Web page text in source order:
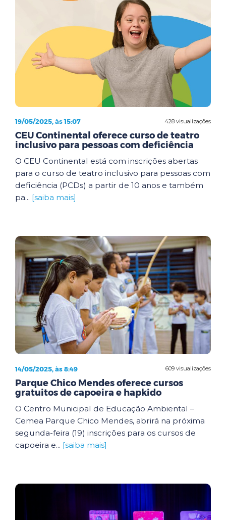
428 visualizações
19/05/2025, às 15:07
CEU Continental oferece curso de teatro
inclusivo para pessoas com deficiência
O CEU Continental está com inscrições abertas
para o curso de teatro inclusivo para pessoas com
deficiência (PCDs) a partir de 10 anos e também
pa... [saiba mais]
609 visualizações
14/05/2025, às 8:49
Parque Chico Mendes oferece cursos
gratuitos de capoeira e hapkido
O Centro Municipal de Educação Ambiental –
Cemea Parque Chico Mendes, abrirá na próxima
segunda-feira (19) inscrições para os cursos de
capoeira e... [saiba mais]